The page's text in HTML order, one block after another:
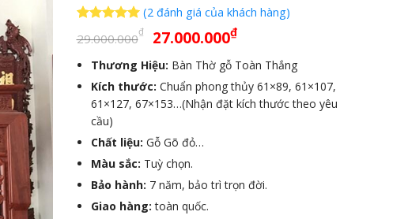
dựa trên
(2 đánh giá của khách hàng)
29.000.000₫ Giá
gốc
là:
29.000.000₫.
27.000.000₫Giá
hiện
tại
là:
27.000.000₫.
Thương Hiệu: Bàn Thờ gỗ Toàn Thắng
Kích thước: Chuẩn phong thủy 61×89, 61×107,
61×127, 67×153…(Nhận đặt kích thước theo yêu
cầu)
Chất liệu: Gỗ Gõ đỏ…
Màu sắc: Tuỳ chọn.
Bảo hành: 7 năm, bảo trì trọn đời.
Giao hàng: toàn quốc.